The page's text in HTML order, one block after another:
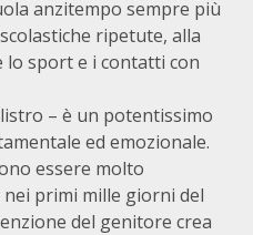
anzitempo sempre più
ripetute, alla
lo sport e i contatti con
– è un potentissimo
ed emozionale.
essere molto
primi mille giorni del
del genitore crea